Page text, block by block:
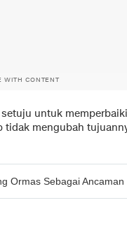
WITH CONTENT
untuk
tidak mengubah
Ormas Sebagai Ancaman